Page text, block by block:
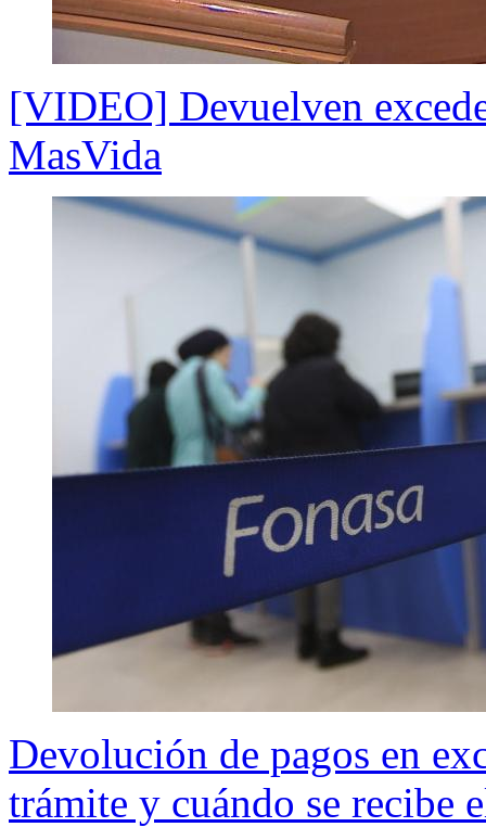
[VIDEO] Devuelven
MasVida
Devolución de pagos en
trámite y cuándo se recibe